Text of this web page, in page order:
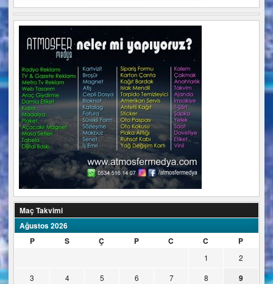
Maç Takvimi
Ağustos 2026
P
S Ç P C C P
1
2
3
4 5 6 7 8 9